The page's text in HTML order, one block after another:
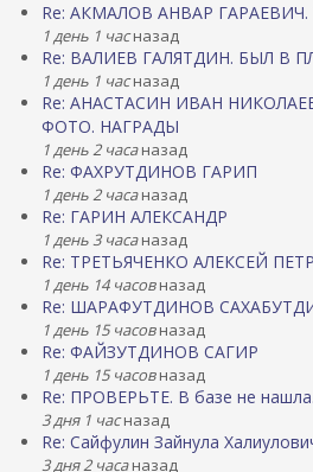
Re: АКМАЛОВ АНВАР
1 день 1 часназад
Re: ВАЛИЕВ ГАЛЯТДИН. БЫЛ В
1 день 1 часназад
Re: АНАСТАСИН ИВАН
ФОТО. НАГРАДЫ
1 день 2 часаназад
Re: ФАХРУТДИНОВ ГАРИП
1 день 2 часаназад
Re: ГАРИН АЛЕКСАНДР
1 день 3 часаназад
Re: ТРЕТЬЯЧЕНКО АЛЕКСЕЙ
1 день 14 часовназад
Re: ШАРАФУТДИНОВ
1 день 15 часовназад
Re: ФАЙЗУТДИНОВ САГИР
1 день 15 часовназад
Re: ПРОВЕРЬТЕ. В базе не нашла.
3 дня 1 часназад
Re: Сайфулин Зайнула
3 дня 2 часаназад